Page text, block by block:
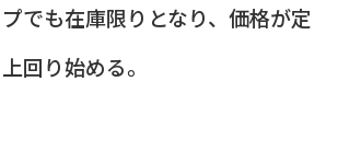
でも在庫限りとなり、価格が定
回り始める。